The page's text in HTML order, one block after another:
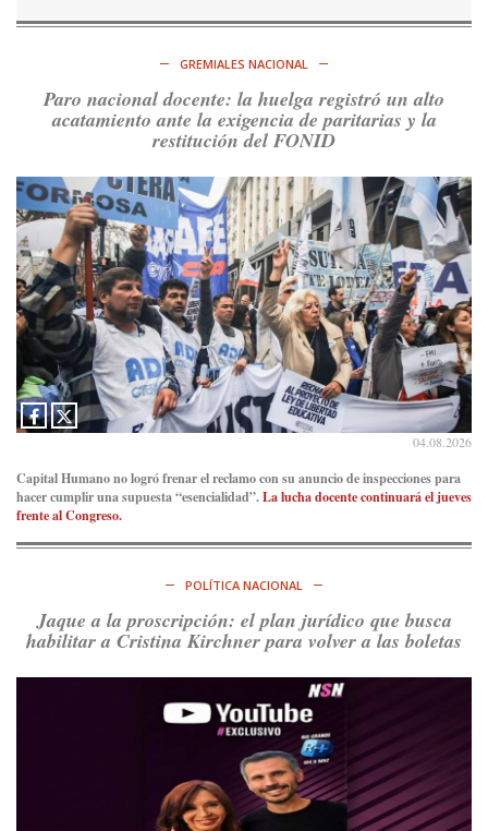
derechos y por su organización. Hoy lo vuelven a intentar.
Ver en X
@consensopatagon
5d
RT@caortega64: A #50AñosDelGolpe, la memoria es
presente y es futuro. https://t.co/uhRcKnCCc5
Ver en X
Consenso Patagónico
@consensopatagon
5d
La crisis en el estrecho de Ormuz: así golpea la guerra con
Irán al petróleohttps://t.co/IInL9uYZvh
https://t.co/ytaelKSfHm
Consenso Patagónico
Consenso Patagónico
@PJCampana2022: Asumimos una nueva etapa en el
Partido Justicialista de Campana, con el orgullo de que el
Ver en X
GREMIALES NACIONAL
Paro nacional docente: la huelga registró un alto
acatamiento ante la exigencia de paritarias y la
restitución del FONID
04.08.2026
Capital Humano no logró frenar el reclamo con su anuncio de inspecciones para
hacer cumplir una supuesta “esencialidad”.La lucha docente continuará el jueves
frente al Congreso.
POLÍTICA NACIONAL
Jaque a la proscripción: el plan jurídico que busca
habilitar a Cristina Kirchner para volver a las boletas